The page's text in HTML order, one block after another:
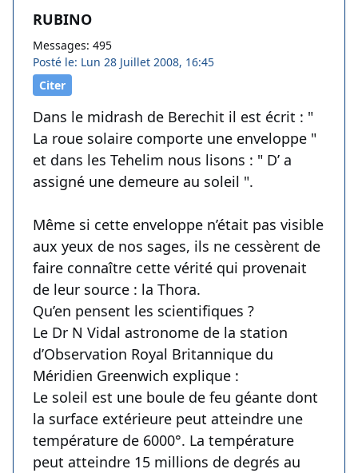
RUBINO
Messages: 495
Posté le: Lun 28 Juillet 2008, 16:45
Citer
Dans le midrash de Berechit il est écrit : "
La roue solaire comporte une enveloppe "
et dans les Tehelim nous lisons : " D’ a
assigné une demeure au soleil ".
Même si cette enveloppe n’était pas visible
aux yeux de nos sages, ils ne cessèrent de
faire connaître cette vérité qui provenait
de leur source : la Thora.
Qu’en pensent les scientifiques ?
Le Dr N Vidal astronome de la station
d’Observation Royal Britannique du
Méridien Greenwich explique :
Le soleil est une boule de feu géante dont
la surface extérieure peut atteindre une
température de 6000°. La température
peut atteindre 15 millions de degrés au